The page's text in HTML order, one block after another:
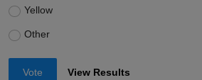
Yellow
Other
Vote View Results